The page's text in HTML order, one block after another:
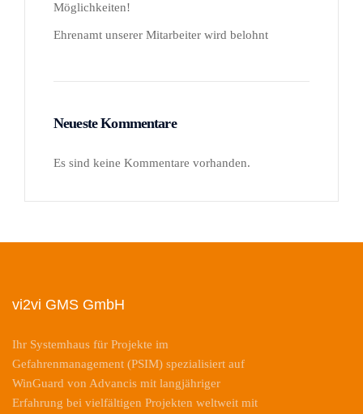
Möglichkeiten!
Ehrenamt unserer Mitarbeiter wird belohnt
Neueste Kommentare
Es sind keine Kommentare vorhanden.
vi2vi GMS GmbH
Ihr Systemhaus für Projekte im
Gefahrenmanagement (PSIM) spezialisiert auf
WinGuard von Advancis mit langjähriger
Erfahrung bei vielfältigen Projekten weltweit mit